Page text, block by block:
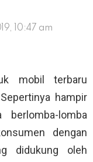
10:47 am
mobil terbaru
hampir
lomba
dengan
didukung oleh